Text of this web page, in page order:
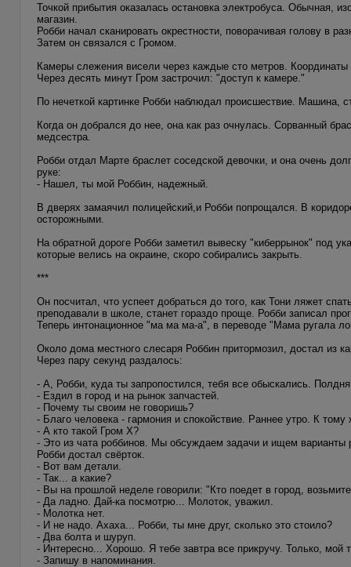
Точкой прибытия оказалась остановка электробуса. Обычная,
магазин.
Робби начал сканировать окрестности, поворачивая голову в
Затем он связался с Громом.
Камеры слежения висели через каждые сто метров.
Через десять минут Гром застрочил: "доступ к камере."
По нечеткой картинке Робби наблюдал происшествие. Машина,
Когда он добрался до нее, она как раз очнулась. Сорванный
медсестра.
Робби отдал Марте браслет соседской девочки, и она очень
руке:
- Нашел, ты мой Роббин, надежный.
В дверях замаячил полицейский,и Робби попрощался. В
осторожными.
На обратной дороге Робби заметил вывеску "киберрынок" под
которые велись на окраине, скоро собирались закрыть.
***
Он посчитал, что успеет добраться до того, как Тони ляжет
преподавали в школе, станет гораздо проще. Робби записал
Теперь интонационное "ма ма ма-а", в переводе "Мама ругала
Около дома местного слесаря Роббин притормозил, достал из
Через пару секунд раздалось:
- А, Робби, куда ты запропостился, тебя все обыскались.
- Ездил в город и на рынок запчастей.
- Почему ты своим не говоришь?
- Благо человека - гармония и спокойствие. Раннее утро. К
- А кто такой Гром Х?
- Это из чата роббинов. Мы обсуждаем задачи и ищем
Робби достал свёрток.
- Вот вам детали.
- Так... а какие?
- Вы на прошлой неделе говорили: "Кто поедет в город,
- Да ладно. Дай-ка посмотрю... Молоток, уважил.
- Молотка нет.
- И не надо. Ахаха... Робби, ты мне друг, сколько это стоило?
- Два болта и шуруп.
- Интересно... Хорошо. Я тебе завтра все прикручу. Только,
- Запишу в напоминания.